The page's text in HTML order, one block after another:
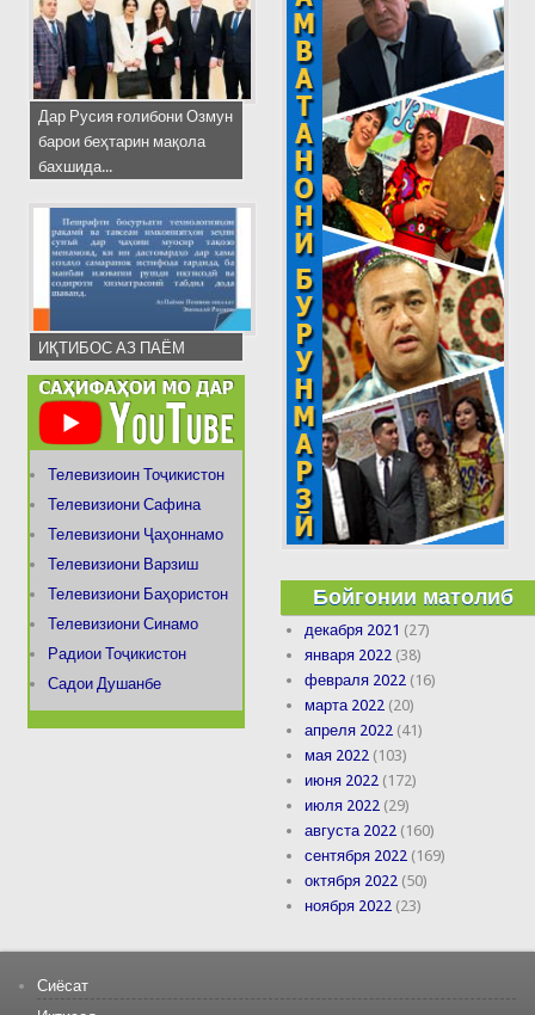
Дар Русия ғолибони Озмун
барои беҳтарин мақола
бахшида...
ИҚТИБОС АЗ ПАЁМ
Телевизиоин Тоҷикистон
Телевизиони Сафина
Телевизиони Ҷаҳоннамо
Телевизиони Варзиш
Телевизиони Баҳористон
Телевизиони Синамо
Радиои Тоҷикистон
Садои Душанбе
Бойгонии матолиб
декабря 2021 (27)
января 2022 (38)
февраля 2022 (16)
марта 2022 (20)
апреля 2022 (41)
мая 2022 (103)
июня 2022 (172)
июля 2022 (29)
августа 2022 (160)
сентября 2022 (169)
октября 2022 (50)
ноября 2022 (23)
Сиёсат